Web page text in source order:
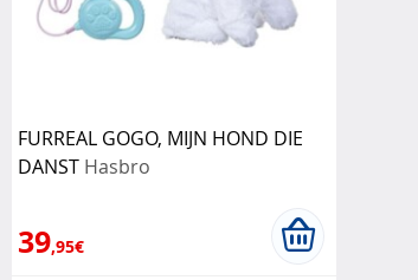
FURREAL GOGO, MIJN HOND DIE
DANST Hasbro
39,95€